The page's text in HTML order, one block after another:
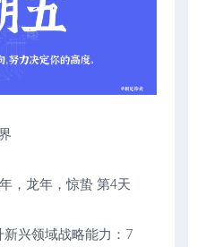
，龙年，惊蛰 第4天
兴领域战略能力：7